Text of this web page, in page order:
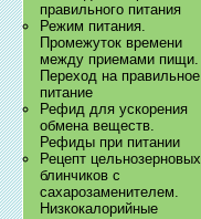
правильного питания
Режим питания.
Промежуток времени
между приемами пищи.
Переход на правильное
питание
Рефид для ускорения
обмена веществ.
Рефиды при питании
Рецепт цельнозерновых
блинчиков с
сахарозаменителем.
Низкокалорийные